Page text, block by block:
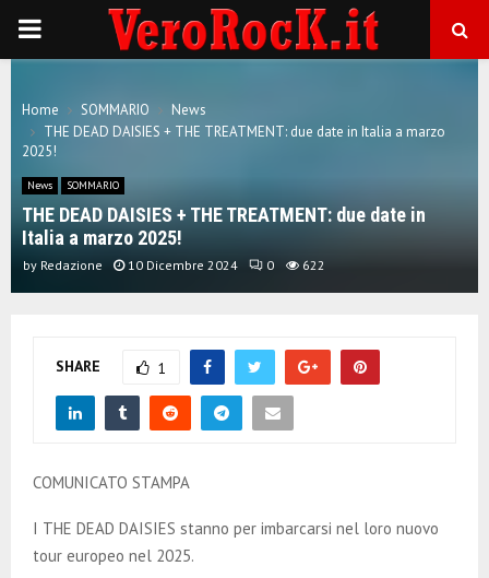
P
I
M
A
N
Home SOMMARIO
News
THE DEAD DAISIES + THE TREATMENT: due date in Italia a marzo
2025!
News SOMMARIO
THE DEAD DAISIES + THE TREATMENT: due date in
Italia a marzo 2025!
by Redazione 10 Dicembre 2024 0 622
SHARE 1
COMUNICATO STAMPA
I THE DEAD DAISIES stanno per imbarcarsi nel loro nuovo
tour europeo nel 2025.